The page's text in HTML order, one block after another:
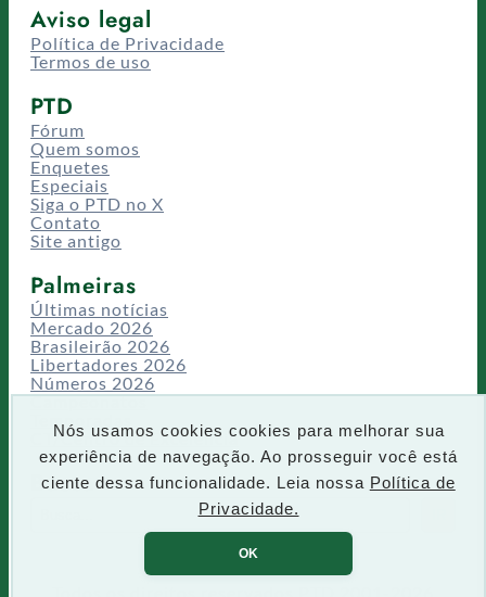
Nós usamos cookies cookies para melhorar sua
experiência de navegação. Ao prosseguir você está
ciente dessa funcionalidade. Leia nossa Política de
Privacidade.
OK
Aviso legal
Política de Privacidade
Termos de uso
PTD
Fórum
Quem somos
Enquetes
Especiais
Siga o PTD no X
Contato
Site antigo
Palmeiras
Últimas notícias
Mercado 2026
Brasileirão 2026
Libertadores 2026
Números 2026
Campeonatos
CT/Centro de Excelência
Busca
P
e
q
u